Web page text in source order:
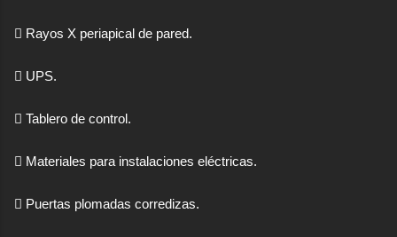
 Rayos X periapical de pared.
 UPS.
 Tablero de control.
 Materiales para instalaciones eléctricas.
 Puertas plomadas corredizas.
economictvpereira